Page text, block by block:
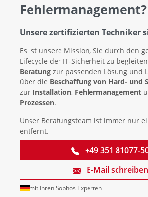
Fehlermanagement?
Unsere zertifizierten Techniker
Es ist unsere Mission, Sie durch den
Lifecycle der IT-Sicherheit zu
Beratung zur passenden Lösung und
über die Beschaffung von Hard- und
zur Installation, Fehlermanagement
Prozessen.
Unser Beratungsteam ist immer nur
entfernt.
+49 351 81077-
E-Mail schreiben
mit Ihren Sophos Experten